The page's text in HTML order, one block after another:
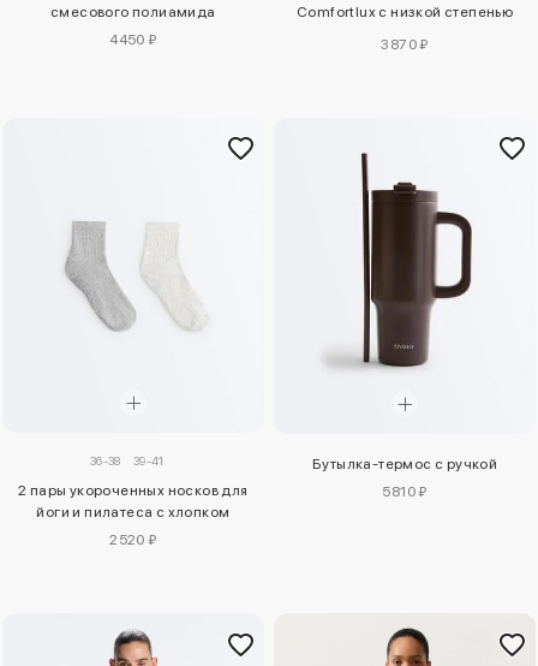
смесового полиамида
4450 ₽
Comfortlux с низкой степенью
3870 ₽
36-38 39-41
2 пары укороченных носков для
йоги и пилатеса с хлопком
2520 ₽
Бутылка-термос с ручкой
5810 ₽